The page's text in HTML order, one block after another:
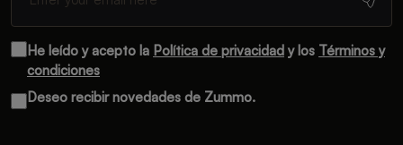
He leído y acepto la Política de privacidad y los Términos y
condiciones
Deseo recibir novedades de Zummo.